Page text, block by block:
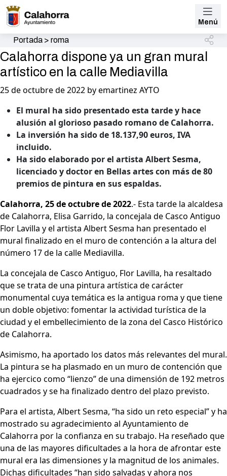
Menú
Portada> roma
Calahorra dispone ya un gran mural
artístico en la calle Mediavilla
25 de octubre de 2022 by emartinez AYTO
El mural ha sido presentado esta tarde y hace
alusión al glorioso pasado romano de Calahorra.
La inversión ha sido de 18.137,90 euros, IVA
incluido.
Ha sido elaborado por el artista Albert Sesma,
licenciado y doctor en Bellas artes con más de 80
premios de pintura en sus espaldas.
Calahorra, 25 de octubre de 2022.- Esta tarde la alcaldesa
de Calahorra, Elisa Garrido, la concejala de Casco Antiguo
Flor Lavilla y el artista Albert Sesma han presentado el
mural finalizado en el muro de contención a la altura del
número 17 de la calle Mediavilla.
La concejala de Casco Antiguo, Flor Lavilla, ha resaltado
que se trata de una pintura artística de carácter
monumental cuya temática es la antigua roma y que tiene
un doble objetivo: fomentar la actividad turística de la
ciudad y el embellecimiento de la zona del Casco Histórico
de Calahorra.
Asimismo, ha aportado los datos más relevantes del mural.
La pintura se ha plasmado en un muro de contención que
ha ejercico como “lienzo” de una dimensión de 192 metros
cuadrados y se ha finalizado dentro del plazo previsto.
Para el artista, Albert Sesma, “ha sido un reto especial” y ha
mostrado su agradecimiento al Ayuntamiento de
Calahorra por la confianza en su trabajo. Ha reseñado que
una de las mayores dificultades a la hora de afrontar este
mural era las dimensiones y la magnitud de los animales.
Dichas dificultades “han sido salvadas y ahora nos